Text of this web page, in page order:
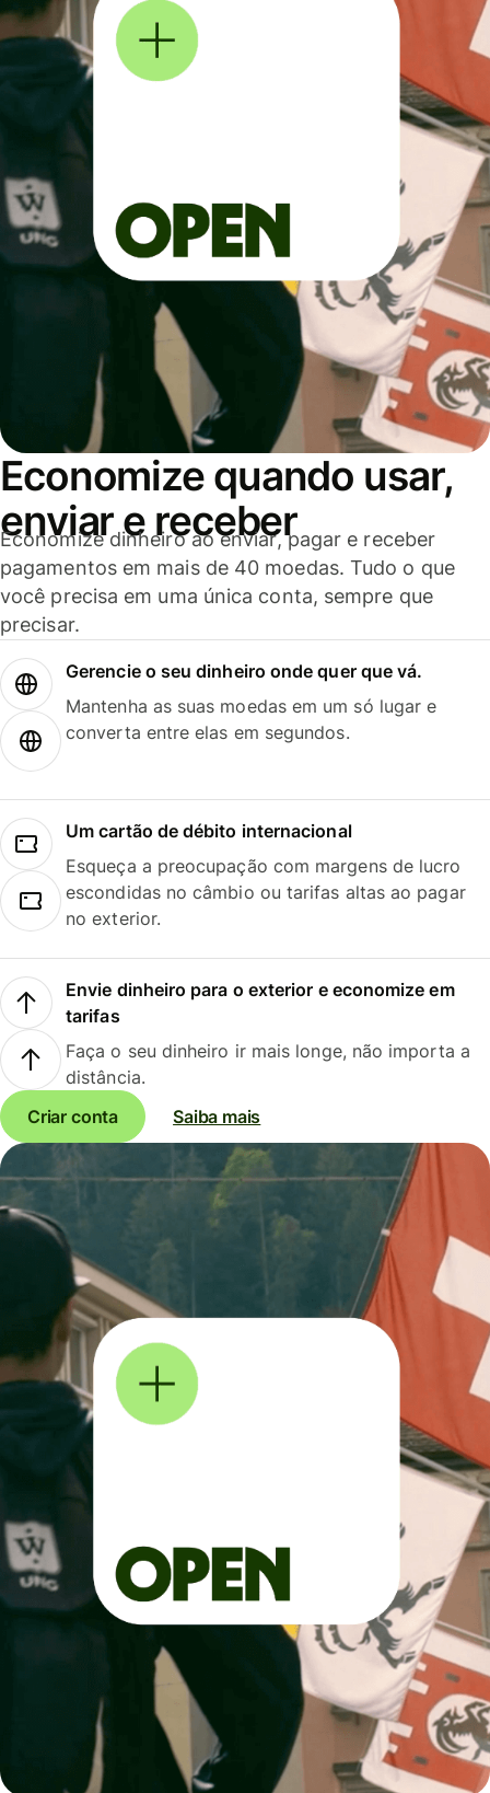
Economize quando usar,
enviar e receber
Economize dinheiro ao enviar, pagar e receber
pagamentos em mais de 40 moedas. Tudo o que
você precisa em uma única conta, sempre que
precisar.
Gerencie o seu dinheiro onde quer que vá.
Mantenha as suas moedas em um só lugar e
converta entre elas em segundos.
Um cartão de débito internacional
Esqueça a preocupação com margens de lucro
escondidas no câmbio ou tarifas altas ao pagar
no exterior.
Envie dinheiro para o exterior e economize em
tarifas
Faça o seu dinheiro ir mais longe, não importa a
distância.
Criar conta
Saiba mais